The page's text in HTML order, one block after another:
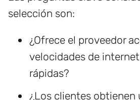
selección son:
¿Ofrece el proveedor
velocidades de
rápidas?
¿Los clientes obtienen